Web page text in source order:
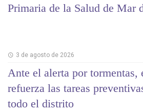
Primaria de la Salud de Mar
3 de agosto de 2026
Ante el alerta por
refuerza las tareas
todo el distrito